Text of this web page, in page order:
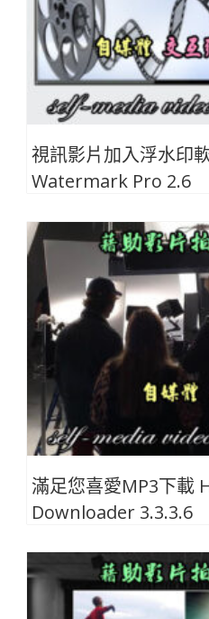
視訊影片加入浮水印
Watermark Pro 2.6
滿足您喜愛MP3下載
Downloader 3.3.3.6